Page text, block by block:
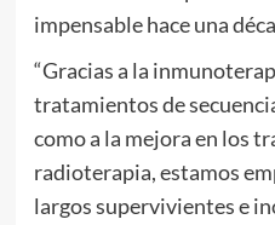
impensable hace una
“Gracias a la
tratamientos de
como a la mejora en los
radioterapia, estamos
largos supervivientes e